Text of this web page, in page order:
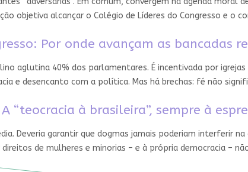
objetiva alcançar o Colégio de Líderes do Congresso e o
Por onde avançam as bancadas
aglutina 40% dos parlamentares. É incentivada por
e desencanto com a política. Mas há brechas: fé não
A “teocracia à brasileira”, sempre à
Deveria garantir que dogmas jamais poderiam interferir
de mulheres e minorias – e à própria democracia –